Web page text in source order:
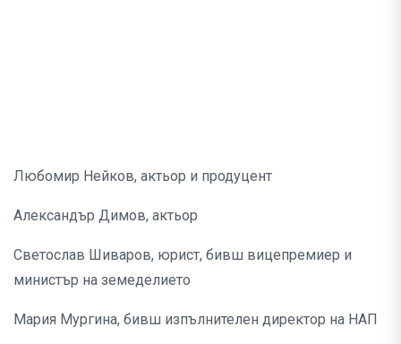
Любомир Нейков, актьор и продуцент
Александър Димов, актьор
Светослав Шиваров, юрист, бивш вицепремиер и
министър на земеделието
Мария Мургина, бивш изпълнителен директор на НАП